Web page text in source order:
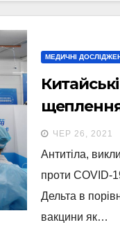
МЕДИЧНІ
ЧЕР 26, 2021
Антитіла,
проти COVID-
Дельта в
вакцини як…